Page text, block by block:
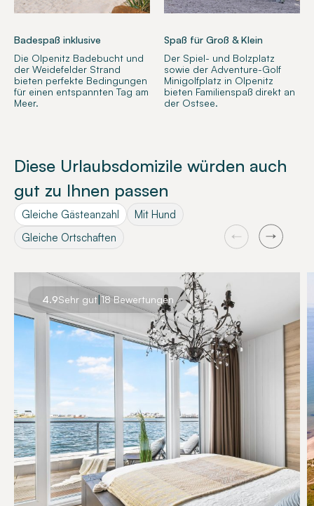
Badespaß inklusive
Die Olpenitz Badebucht und
der Weidefelder Strand
bieten perfekte Bedingungen
für einen entspannten Tag am
Meer.
Spaß für Groß & Klein
Der Spiel- und Bolzplatz
sowie der Adventure-Golf
Minigolfplatz in Olpenitz
bieten Familienspaß direkt an
der Ostsee.
Diese Urlaubsdomizile würden auch
gut zu Ihnen passen
Gleiche Gästeanzahl
Mit Hund
Gleiche Ortschaften
4.9Sehr gut|18 Bewertungen